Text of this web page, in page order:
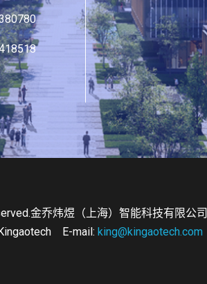
金乔炜煜（上海）智能科技有限公司
E-mail: king@kingaotech.com